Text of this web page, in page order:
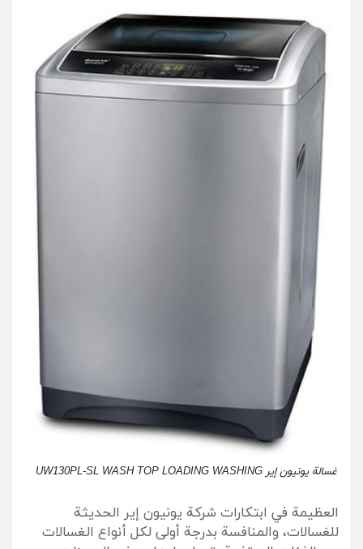
غسالة يونيون إير UW130PL-SL WASH TOP LOADING WASHING
العظيمة في ابتكارات شركة يونيون إير الحديثة
للغسالات، والمنافسة بدرجة أولى لكل أنواع الغسالات